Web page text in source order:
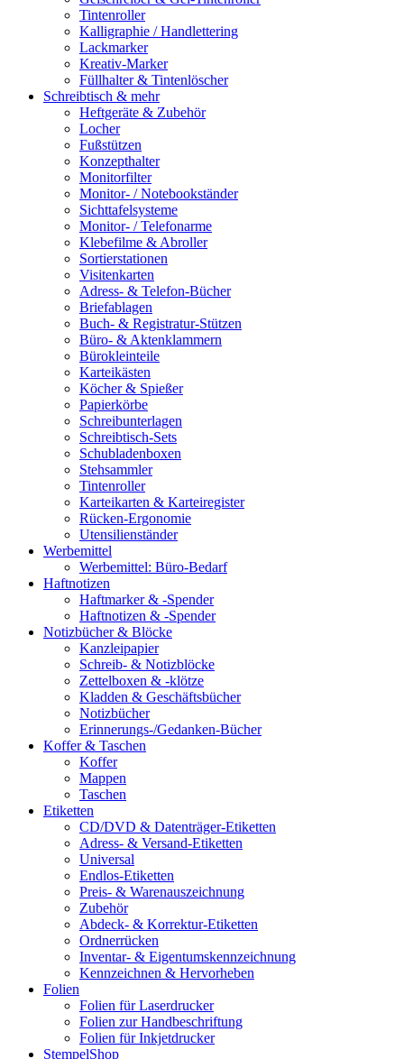
Tintenroller
Kalligraphie / Handlettering
Lackmarker
Kreativ-Marker
Füllhalter & Tintenlöscher
Schreibtisch & mehr
Heftgeräte & Zubehör
Locher
Fußstützen
Konzepthalter
Monitorfilter
Monitor- / Notebookständer
Sichttafelsysteme
Monitor- / Telefonarme
Klebefilme & Abroller
Sortierstationen
Visitenkarten
Adress- & Telefon-Bücher
Briefablagen
Buch- & Registratur-Stützen
Büro- & Aktenklammern
Bürokleinteile
Karteikästen
Köcher & Spießer
Papierkörbe
Schreibunterlagen
Schreibtisch-Sets
Schubladenboxen
Stehsammler
Tintenroller
Karteikarten & Karteiregister
Rücken-Ergonomie
Utensilienständer
Werbemittel
Werbemittel: Büro-Bedarf
Haftnotizen
Haftmarker & -Spender
Haftnotizen & -Spender
Notizbücher & Blöcke
Kanzleipapier
Schreib- & Notizblöcke
Zettelboxen & -klötze
Kladden & Geschäftsbücher
Notizbücher
Erinnerungs-/Gedanken-Bücher
Koffer & Taschen
Koffer
Mappen
Taschen
Etiketten
CD/DVD & Datenträger-Etiketten
Adress- & Versand-Etiketten
Universal
Endlos-Etiketten
Preis- & Warenauszeichnung
Zubehör
Abdeck- & Korrektur-Etiketten
Ordnerrücken
Inventar- & Eigentumskennzeichnung
Kennzeichnen & Hervorheben
Folien
Folien für Laserdrucker
Folien zur Handbeschriftung
Folien für Inkjetdrucker
StempelShop